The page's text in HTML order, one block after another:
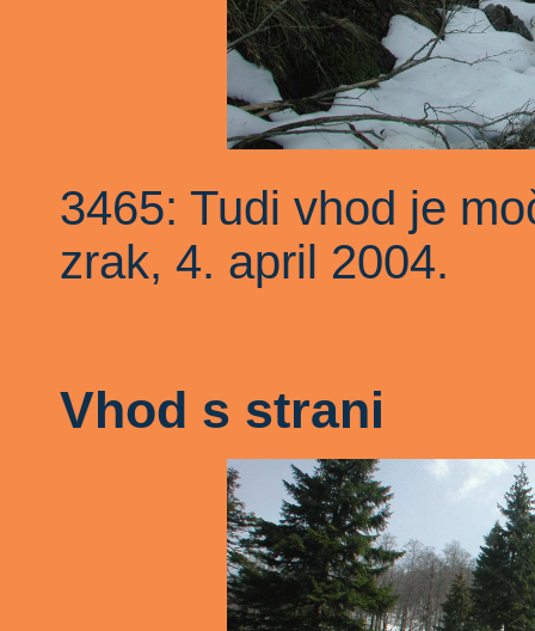
3465: Tudi vhod je
zrak, 4. april 2004.
Vhod s strani